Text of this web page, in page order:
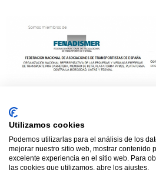
diseñada por
Utilizamos cookies
Podemos utilizarlas para el análisis de los
mejorar nuestro sitio web, mostrar contenido
excelente experiencia en el sitio web. Para
las cookies que utilizamos, abre los ajustes.